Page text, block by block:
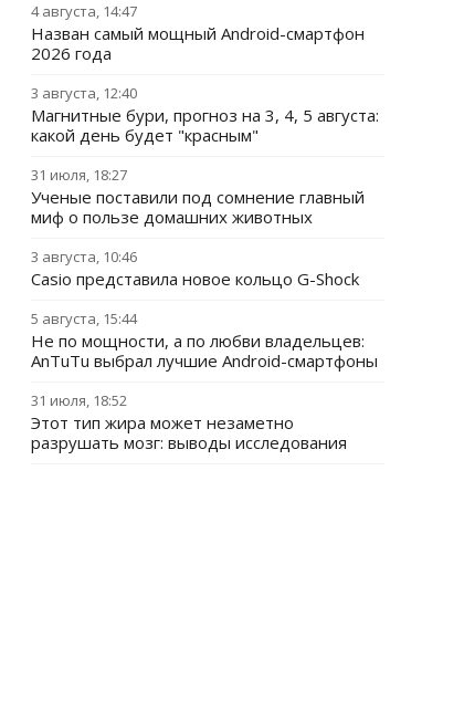
4 августа, 14:47
Назван самый мощный Android-смартфон
2026 года
3 августа, 12:40
Магнитные бури, прогноз на 3, 4, 5 августа:
какой день будет "красным"
31 июля, 18:27
Ученые поставили под сомнение главный
миф о пользе домашних животных
3 августа, 10:46
Casio представила новое кольцо G-Shock
5 августа, 15:44
Не по мощности, а по любви владельцев:
AnTuTu выбрал лучшие Android-смартфоны
31 июля, 18:52
Этот тип жира может незаметно
разрушать мозг: выводы исследования